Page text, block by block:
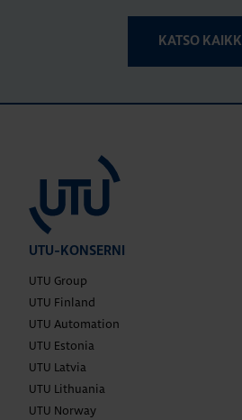
KATSO KAIKKI
UTU-KONSERNI
UTU Group
UTU Finland
UTU Automation
UTU Estonia
UTU Latvia
UTU Lithuania
UTU Norway